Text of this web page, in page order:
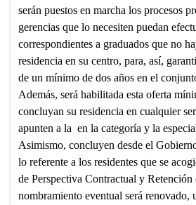
serán puestos en marcha los procesos
gerencias que lo necesiten puedan
correspondientes a graduados que no
residencia en su centro, para, así,
de un mínimo de dos años en el
Además, será habilitada esta oferta
concluyan su residencia en cualquier
apunten a la en la categoría y la
Asimismo, concluyen desde el
lo referente a los residentes que se
de Perspectiva Contractual y Retención
nombramiento eventual será renovado,